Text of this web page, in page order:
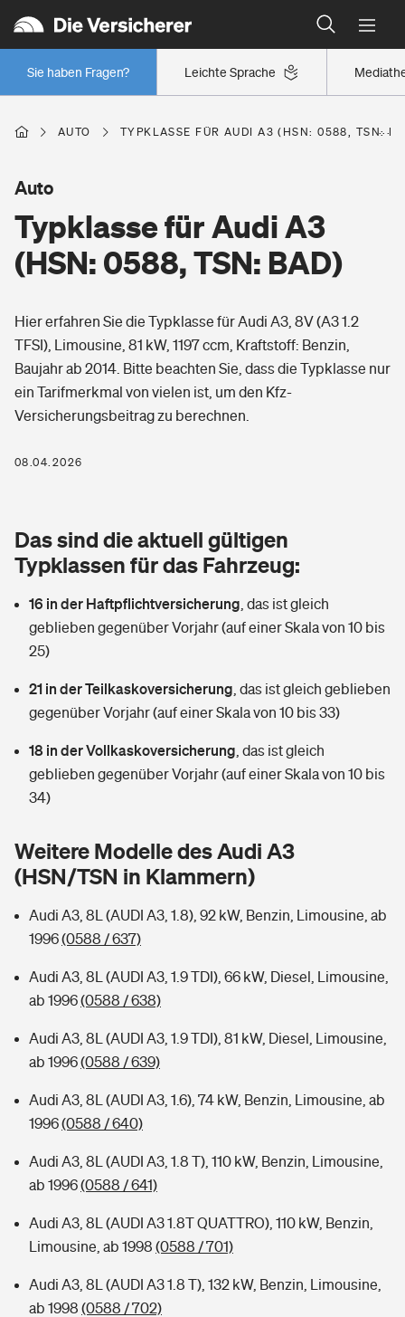
Leichte Sprache
Sie haben Fragen?
Wer versichert was: Jetzt Versicherer finden
Regionalklassen: So ist Ihre Region eingestuft
Wer versichert was: Jetzt Versicherer finden
Berufsunfähigkeitsversicherung
Erwerbsunfähigkeitsversicherung
Grundfähigkeitsversicherung
Arbeitsrechtsschutz
Berufshaftpflichtversicherung
Zur Übersicht
Tools
Wer versichert was: Jetzt Versicherer finden
Sie haben Fragen?
Wohnen
Glasversicherung
Mietkautionsversicherung
Restkreditversicherung
Tools
Hochwasser-Check: Wie gefährdet ist Ihr Haus?
Sie haben Fragen?
Freizeit
Pri­vate Haft­pflicht­
Kinderunfall­ver­si­che­rung
Kinderinvalidität
Hundehalter-Haftpflicht
Handyversicherung
Private Cyberversicherung
Zur Übersicht
Kinderunfall-Check: Mehr Sicherheit für deine Kids
Typklassen: So ist Ihr Auto eingestuft
Sie haben Fragen?
Gesundheit
Private Krankenversicherung
Dread-Disease-Versicherung
Tierkrankenversicherung
Zur Übersicht
Tools
Wer versichert was: Jetzt Versicherer finden
Rentenrechner: Wie viel Geld bekomme ich im Alter?
AUTO TYPKLASSE FÜR AUDI A3 (HSN: 0588, TSN:
Typklasse für Audi A3
(HSN: 0588, TSN: BAD)
Auto
Hier erfahren Sie die Typklasse für Audi A3, 8V (A3 1.2
TFSI), Limousine, 81 kW, 1197 ccm, Kraftstoff: Benzin,
Baujahr ab 2014. Bitte beachten Sie, dass die Typklasse nur
ein Tarifmerkmal von vielen ist, um den Kfz-
Versicherungsbeitrag zu berechnen.
08.04.2026
Das sind die aktuell gültigen
Typklassen für das Fahrzeug:
16 in der Haftpflichtversicherung das ist gleich
geblieben gegenüber Vorjahr (auf einer Skala von 10 bis
25)
21 in der Teilkaskoversicherung das ist gleich geblieben
gegenüber Vorjahr (auf einer Skala von 10 bis 33)
18 in der Vollkaskoversicherung das ist gleich
geblieben gegenüber Vorjahr (auf einer Skala von 10 bis
34)
Weitere Modelle des Audi A3
(HSN/TSN in Klammern)
Audi A3, 8L (AUDI A3, 1.8), 92 kW, Benzin, Limousine, ab
1996(0588 / 637)
Audi A3, 8L (AUDI A3, 1.9 TDI), 66 kW, Diesel, Limousine,
ab 1996(0588 / 638)
Audi A3, 8L (AUDI A3, 1.9 TDI), 81 kW, Diesel, Limousine,
ab 1996(0588 / 639)
Audi A3, 8L (AUDI A3, 1.6), 74 kW, Benzin, Limousine, ab
1996(0588 / 640)
Audi A3, 8L (AUDI A3, 1.8 T), 110 kW, Benzin, Limousine,
ab 1996(0588 / 641)
Audi A3, 8L (AUDI A3 1.8T QUATTRO), 110 kW, Benzin,
Limousine, ab 1998 (0588 / 701)
Audi A3, 8L (AUDI A3 1.8 T), 132 kW, Benzin, Limousine,
ab 1998 (0588 / 702)